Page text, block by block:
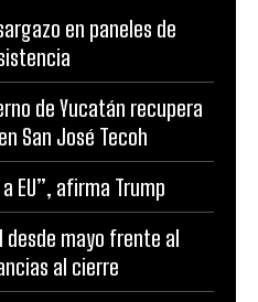
en paneles de
de Yucatán recupera
San José Tecoh
EU”, afirma Trump
desde mayo frente al
al cierre